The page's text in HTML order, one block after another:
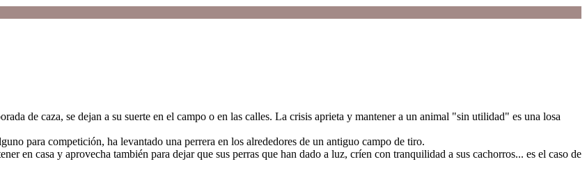
de caza, se dejan a su suerte en el campo o en las calles. La crisis aprieta y mantener a un animal "sin utilidad" es una losa
para competición, ha levantado una perrera en los alrededores de un antiguo campo de tiro.
en casa y aprovecha también para dejar que sus perras que han dado a luz, críen con tranquilidad a sus cachorros... es el caso de